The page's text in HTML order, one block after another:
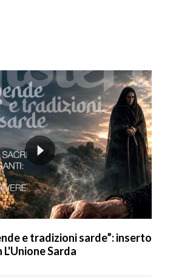
e tradizioni sarde”: inserto
Sarda